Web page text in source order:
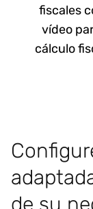
fiscales
vídeo
cálculo
de su